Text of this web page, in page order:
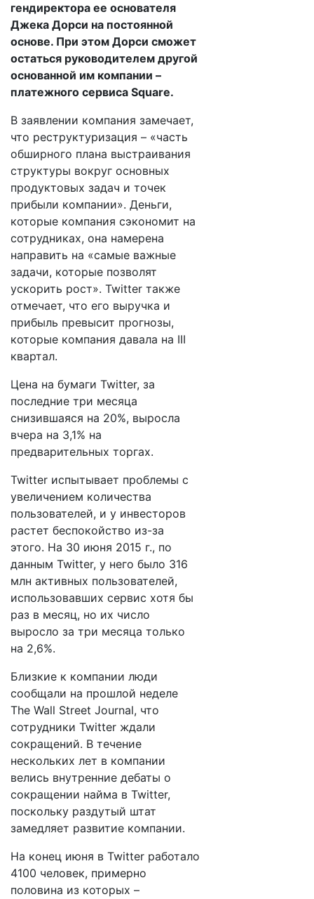
гендиректора ее основателя
Джека Дорси на постоянной
основе. При этом Дорси сможет
остаться руководителем другой
основанной им компании –
платежного сервиса Square.
В заявлении компания замечает,
что реструктуризация – «часть
обширного плана выстраивания
структуры вокруг основных
продуктовых задач и точек
прибыли компании». Деньги,
которые компания сэкономит на
сотрудниках, она намерена
направить на «самые важные
задачи, которые позволят
ускорить рост». Twitter также
отмечает, что его выручка и
прибыль превысит прогнозы,
которые компания давала на III
квартал.
Цена на бумаги Twitter, за
последние три месяца
снизившаяся на 20%, выросла
вчера на 3,1% на
предварительных торгах.
Twitter испытывает проблемы с
увеличением количества
пользователей, и у инвесторов
растет беспокойство из-за
этого. На 30 июня 2015 г., по
данным Twitter, у него было 316
млн активных пользователей,
использовавших сервис хотя бы
раз в месяц, но их число
выросло за три месяца только
на 2,6%.
Близкие к компании люди
сообщали на прошлой неделе
The Wall Street Journal, что
сотрудники Twitter ждали
сокращений. В течение
нескольких лет в компании
велись внутренние дебаты о
сокращении найма в Twitter,
поскольку раздутый штат
замедляет развитие компании.
На конец июня в Twitter работало
4100 человек, примерно
половина из которых –